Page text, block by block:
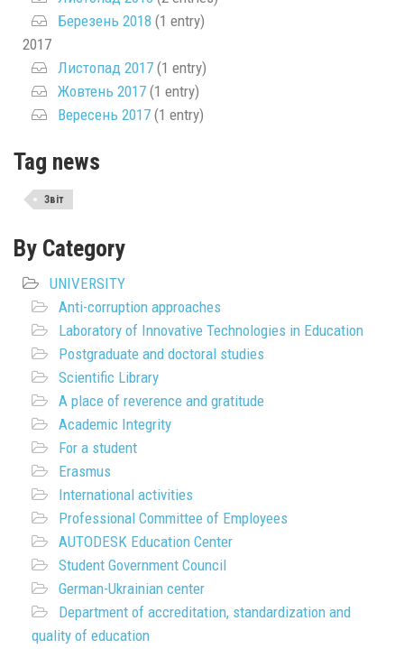
Березень 2018 (1 entry)
2017
Листопад 2017 (1 entry)
Жовтень 2017 (1 entry)
Вересень 2017 (1 entry)
Tag news
Звіт
By Category
UNIVERSITY
Anti-corruption approaches
Laboratory of Innovative Technologies in Education
Postgraduate and doctoral studies
Scientific Library
A place of reverence and gratitude
Academic Integrity
For a student
Erasmus
International activities
Professional Committee of Employees
AUTODESK Education Center
Student Government Council
German-Ukrainian center
Department of accreditation, standardization and
quality of education